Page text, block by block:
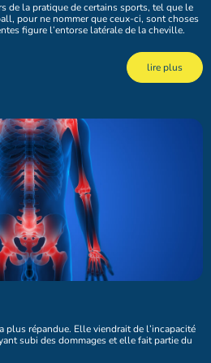
de la pratique de certains sports, tel que le
pour ne nommer que ceux-ci, sont choses
figure l’entorse latérale de la cheville.
lire plus
plus répandue. Elle viendrait de l’incapacité
subi des dommages et elle fait partie du